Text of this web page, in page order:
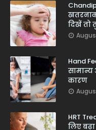
खतरनाक
दिखें तो
Hand
कारण
HRT
लिए